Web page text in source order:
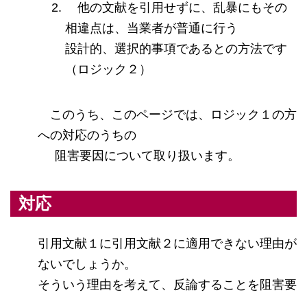
他の文献を引用せずに、乱暴にもその
相違点は、当業者が普通に行う
設計的、選択的事項であるとの方法です
（ロジック２）
このうち、このページでは、ロジック１の方
への対応のうちの
阻害要因について取り扱います。
対応
引用文献１に引用文献２に適用できない理由が
ないでしょうか。
そういう理由を考えて、反論することを阻害要